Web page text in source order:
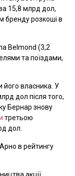
15,8 млрд дол,
розкоші в
Belmond (3,2
та поїздами,
його власника. У
дол після того,
Бернар знову
третьою
дол.
в рейтингу